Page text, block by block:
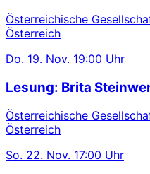
Österreichische
Österreich
Do. 19. Nov. 19:00 Uhr
Lesung: Brita
Österreichische
Österreich
So. 22. Nov. 17:00 Uhr